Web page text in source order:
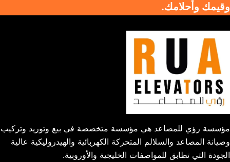
وقيمك وأحلامك.
مؤسسة رؤي للمصاعد هي مؤسسة متخصصة في بيع وتوريد وتركيب
وصيانة المصاعد والسلالم المتحركة الكهربائية والهيدروليكية عالية
الجودة التي تطابق للمواصفات الخليجية والأوروبية.